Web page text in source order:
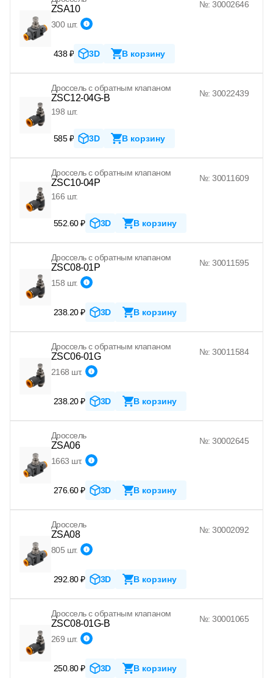
ZSA10 №: 30002646
300 шт.
438 ₽ 3D В корзину
Дроссель с обратным клапаном
ZSC12-04G-B
№: 30022439
198 шт.
585 ₽ 3D В корзину
Дроссель с обратным клапаном
ZSC10-04P
№: 30011609
166 шт.
552.60 ₽ 3D В корзину
Дроссель с обратным клапаном
ZSC08-01P №: 30011595
158 шт.
238.20 ₽ 3D В корзину
Дроссель с обратным клапаном
ZSC06-01G №: 30011584
2168 шт.
238.20 ₽ 3D В корзину
Дроссель
ZSA06 №: 30002645
1663 шт.
276.60 ₽ 3D В корзину
Дроссель
ZSA08 №: 30002092
805 шт.
292.80 ₽ 3D В корзину
Дроссель с обратным клапаном
ZSC08-01G-B №: 30001065
269 шт.
250.80 ₽ 3D В корзину